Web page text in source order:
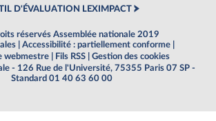
D'ÉVALUATION LEXIMPACT
réservés Assemblée nationale 2019
Accessibilité : partiellement conforme
webmestre
Fils RSS
Gestion des cookies
- 126 Rue de l'Université, 75355 Paris 07 SP -
Standard 01 40 63 60 00